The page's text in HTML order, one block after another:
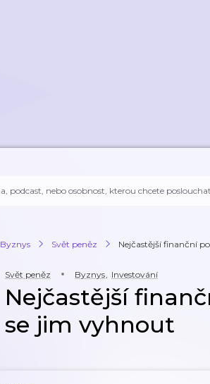
Byznys Svět peněz Nejčastější finanční
Svět peněz Byznys, Investování
Nejčastější
se jim vyhnout